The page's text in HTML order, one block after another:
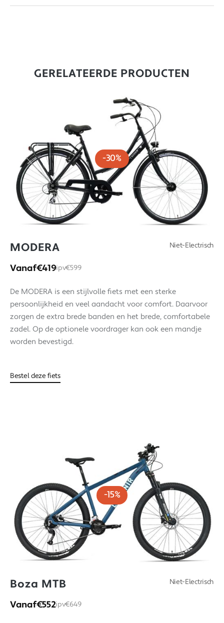
GERELATEERDE PRODUCTEN
-30%
MODERA
Vanaf€419ipv€599
Niet-Electrisch
De MODERA is een stijlvolle fiets met een sterke
persoonlijkheid en veel aandacht voor comfort. Daarvoor
zorgen de extra brede banden en het brede, comfortabele
zadel. Op de optionele voordrager kan ook een mandje
worden bevestigd.
Bestel deze fiets
-15%
Boza MTB
Vanaf€552ipv€649
Niet-Electrisch